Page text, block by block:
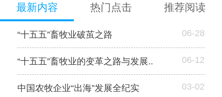
最新内容 热门点击 推荐阅读
“十五五”畜牧业破茧之路 06-28
“十五五”畜牧业的变革之路与发展.. 06-12
中国农牧企业“出海”发展全纪实 03-02